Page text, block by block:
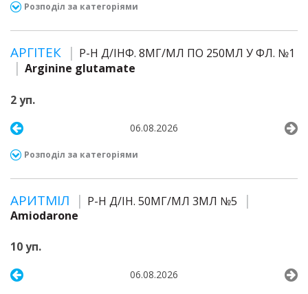
Розподіл за категоріями
АРГІТЕК
Р-Н Д/ІНФ. 8МГ/МЛ ПО 250МЛ У ФЛ. №1
Arginine glutamate
2 уп.
06.08.2026
Розподіл за категоріями
АРИТМІЛ
Р-Н Д/ІН. 50МГ/МЛ 3МЛ №5
Amiodarone
10 уп.
06.08.2026